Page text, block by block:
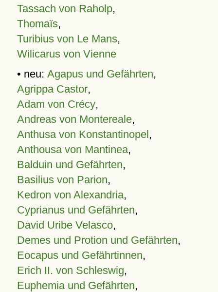
Tassach von Raholp,
Thomaïs,
Turibius von Le Mans,
Wilicarus von Vienne
• neu: Agapus und Gefährten,
Agrippa Castor,
Adam von Crécy,
Andreas von Montereale,
Anthusa von Konstantinopel,
Anthousa von Mantinea,
Balduin und Gefährten,
Basilius von Parion,
Kedron von Alexandria,
Cyprianus und Gefährten,
David Uribe Velasco,
Demes und Protion und Gefährten,
Eocapus und Gefährtinnen,
Erich II. von Schleswig,
Euphemia und Gefährten,